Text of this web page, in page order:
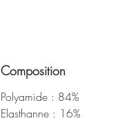
Composition
Polyamide : 84%
Elasthanne : 16%